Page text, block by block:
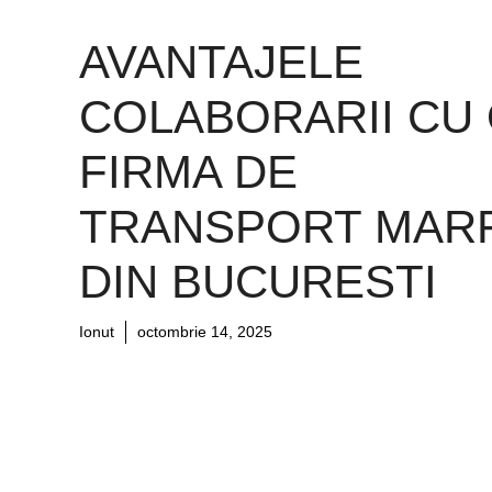
AVANTAJELE
COLABORARII CU
FIRMA DE
TRANSPORT
DIN BUCURESTI
Ionut octombrie 14, 2025